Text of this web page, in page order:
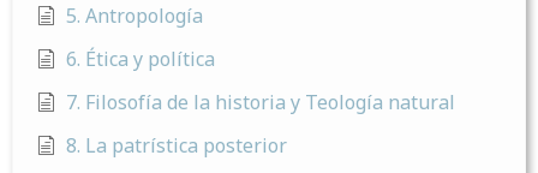
5. Antropología
6. Ética y política
7. Filosofía de la historia y Teología natural
8. La patrística posterior